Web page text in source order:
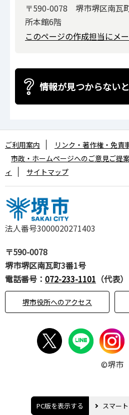
〒590-0078 堺市堺区南瓦
所本館6階
このページの作成担当にメ
情報が見つからない
法人番号3000020271403
〒590-0078
堺市堺区南瓦町3番1号
電話番号： 072-233-1101 （代表）
堺市役所へのアクセス
ご利用案内 リンク・著作権・免責
市政・ホームページへのご意見ご提
ィ
サイトマップ
©堺市
PC版を表示する スマー